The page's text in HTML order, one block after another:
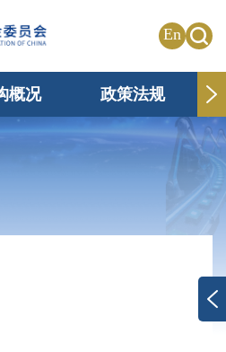
En
概况 政策法规
栏目